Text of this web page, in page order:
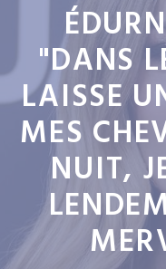
"DANS
LAISSE
MES
NUIT,